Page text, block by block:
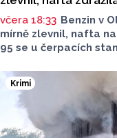
včera 18:33 Benzin v
mírně zlevnil, nafta
95 se u čerpacích
O 84 haléřů zdražila
44,84 koruny. Podle
sleduje, je benzin v
před rokem, za
koruny méně.
Krimi